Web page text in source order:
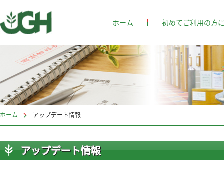
初めてご利用の方
ホーム
ホーム アップデート情報
アップデート情報